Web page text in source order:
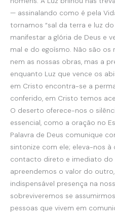
— assinalando como é pela
tornamos “sal da terra e luz do
manifestar a glória de Deus e
mal e do egoísmo. Não são os
nem as nossas obras, mas a
enquanto Luz que vence os
em Cristo encontra-se a
conferido, em Cristo temos
O deserto oferece-nos o
essencial, como a oração no
Palavra de Deus comunique
sintonize com ele; eleva-nos
contacto direto e imediato do
apreendemos o valor do
indispensável presença na
sobreviveremos se
pessoas que vivem em